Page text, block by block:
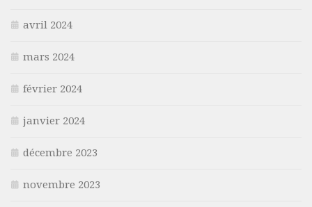
avril 2024
mars 2024
février 2024
janvier 2024
décembre 2023
novembre 2023